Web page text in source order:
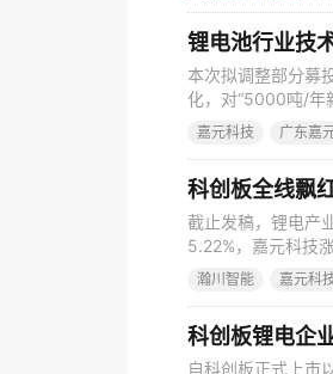
锂电池行业技
本次拟调整部分募
化，对“5000吨/年
中心升级技术改造
嘉元科技 广东嘉
科创板全线飘
截止发稿，锂电产
5.22%，嘉元科技
锂电产业链企业
瀚川智能 嘉元科
科创板锂电企
自科创板正式上市